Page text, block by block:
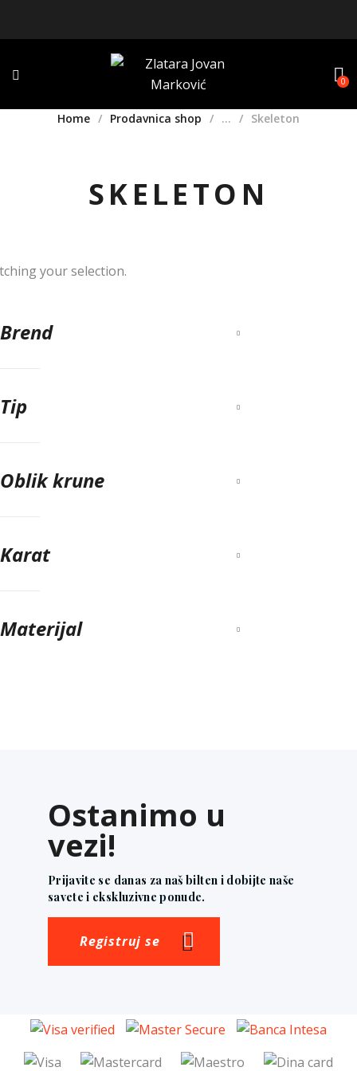
0
SKELETON
Home Prodavnica shop ... Skeleton
your selection.
Brend
Tip
Oblik krune
Karat
Materijal
Ostanimo u
vezi!
Prijavite se danas za naš bilten i dobijte naše
savete i ekskluzivne ponude.
Registruj se